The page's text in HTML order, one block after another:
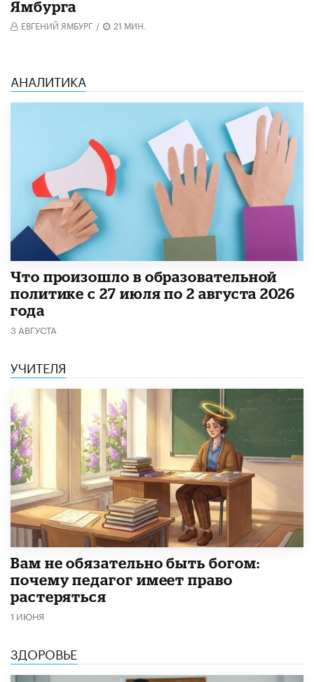
Ямбурга
ЕВГЕНИЙ ЯМБУРГ / 21 МИН.
АНАЛИТИКА
​Что произошло в образовательной
политике с 27 июля по 2 августа 2026
года
3 АВГУСТА
УЧИТЕЛЯ
​Вам не обязательно быть богом:
почему педагог имеет право
растеряться
1 ИЮНЯ
ЗДОРОВЬЕ